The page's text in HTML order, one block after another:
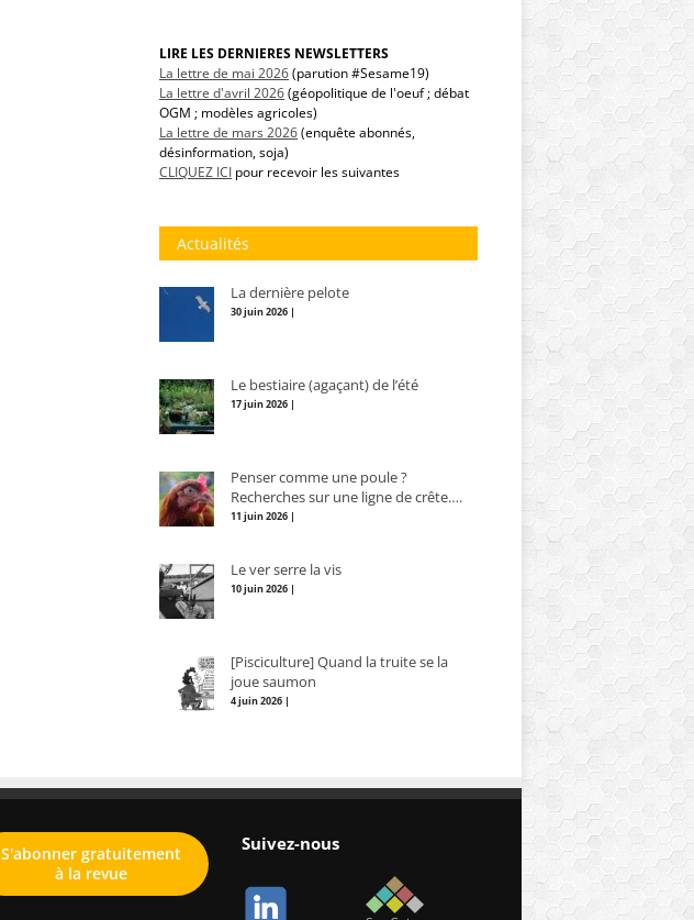
LIRE LES DERNIERES NEWSLETTERS
La lettre de mai 2026(parution #Sesame19)
La lettre d'avril 2026(géopolitique de l'oeuf ; débat
OGM ; modèles agricoles)
La lettre de mars 2026(enquête abonnés,
désinformation, soja)
CLIQUEZ ICI pour recevoir les suivantes
Actualités
La dernière pelote
30 juin 2026 |
Le bestiaire (agaçant) de l’été
17 juin 2026 |
Penser comme une poule ?
Recherches sur une ligne de crête….
11 juin 2026 |
Le ver serre la vis
10 juin 2026 |
[Pisciculture] Quand la truite se la
joue saumon
4 juin 2026 |
S'abonner gratuitement
à la revue
Suivez-nous